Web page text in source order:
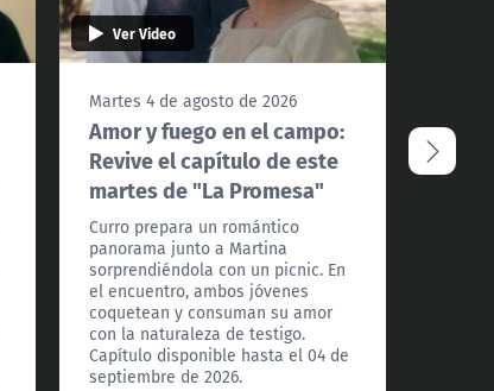
Ver Video
Martes 4 de agosto de 2026
Amor y fuego en el campo:
Revive el capítulo de este
martes de "La Promesa"
Curro prepara un romántico
panorama junto a Martina
sorprendiéndola con un picnic. En
el encuentro, ambos jóvenes
coquetean y consuman su amor
con la naturaleza de testigo.
Capítulo disponible hasta el 04 de
septiembre de 2026.
Un
de